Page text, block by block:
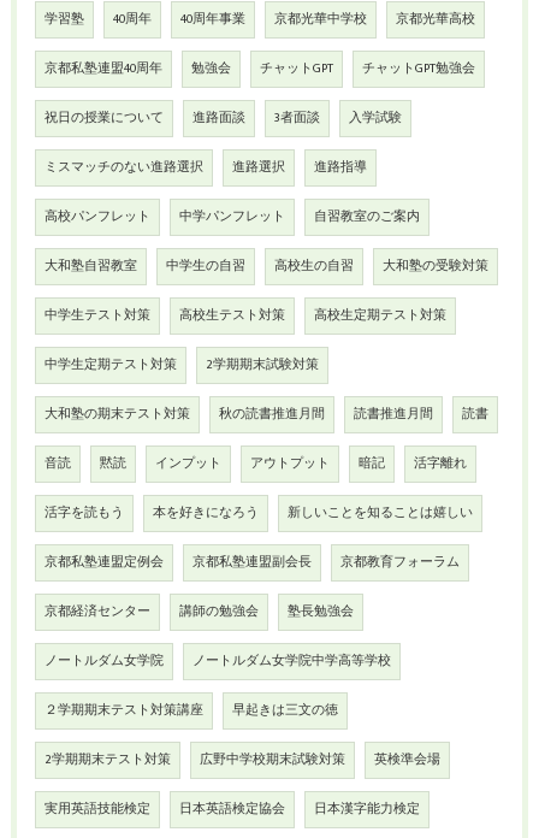
学習塾 40周年 40周年事業 京都光華中学校 京都光華高校
京都私塾連盟40周年 勉強会 チャットGPT チャットGPT勉強会
祝日の授業について 進路面談 3者面談 入学試験
ミスマッチのない進路選択 進路選択 進路指導
高校パンフレット 中学パンフレット 自習教室のご案内
大和塾自習教室 中学生の自習 高校生の自習 大和塾の受験対策
中学生テスト対策 高校生テスト対策 高校生定期テスト対策
中学生定期テスト対策 2学期期末試験対策
大和塾の期末テスト対策 秋の読書推進月間 読書推進月間 読書
音読 黙読 インプット アウトプット 暗記 活字離れ
活字を読もう 本を好きになろう 新しいことを知ることは嬉しい
京都私塾連盟定例会 京都私塾連盟副会長 京都教育フォーラム
京都経済センター 講師の勉強会 塾長勉強会
ノートルダム女学院 ノートルダム女学院中学高等学校
２学期期末テスト対策講座 早起きは三文の徳
2学期期末テスト対策 広野中学校期末試験対策 英検準会場
実用英語技能検定 日本英語検定協会 日本漢字能力検定